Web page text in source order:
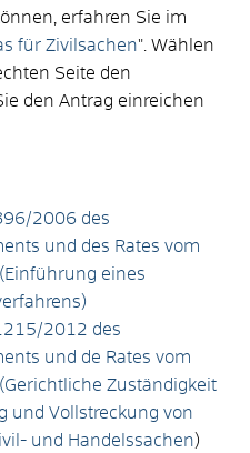
erfahren Sie im
für Zivilsachen". Wählen
Seite den
den Antrag einreichen
2006 des
und des Rates vom
eines
2012 des
und de Rates vom
Zuständigkeit
und Vollstreckung von
und Handelssachen)